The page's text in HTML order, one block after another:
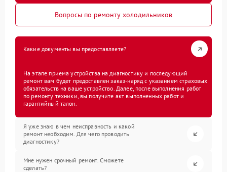
Вопросы по ремонту холодильников
Какие документы вы предоставляете?
На этапе приема устройства на диагностику и последующий
ремонт вам будет предоставлен заказ-наряд с указанием страховых
обязательств на ваше устройство. Далее, после выполнения работ
по ремонту техники, вы получите акт выполненных работ и
гарантийный талон.
Я уже знаю в чем неисправность и какой
ремонт необходим. Для чего проводить
диагностику?
Мне нужен срочный ремонт. Сможете
сделать?